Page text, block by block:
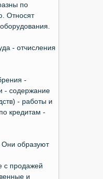
по
Относят
- отчисления
-
- содержание
- работы и
кредитам -
Они образуют
с продажей
и